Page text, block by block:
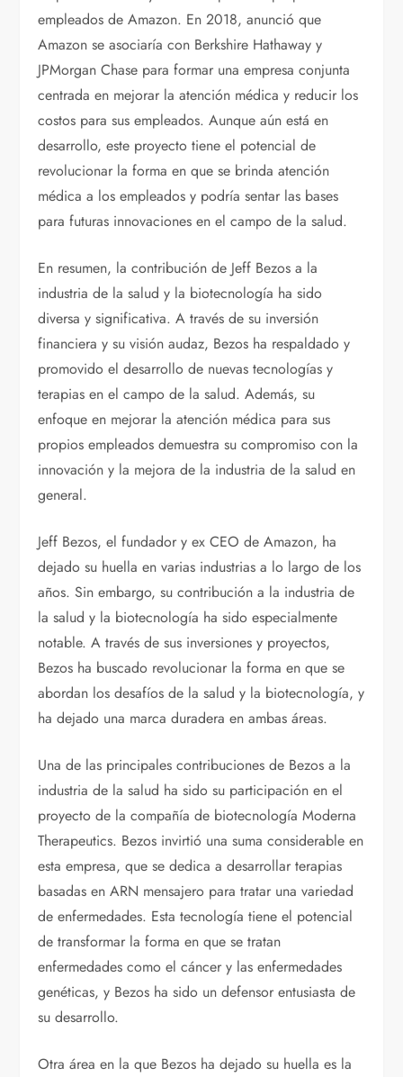
empleados de Amazon. En 2018, anunció que
Amazon se asociaría con Berkshire Hathaway y
JPMorgan Chase para formar una empresa conjunta
centrada en mejorar la atención médica y reducir los
costos para sus empleados. Aunque aún está en
desarrollo, este proyecto tiene el potencial de
revolucionar la forma en que se brinda atención
médica a los empleados y podría sentar las bases
para futuras innovaciones en el campo de la salud.
En resumen, la contribución de Jeff Bezos a la
industria de la salud y la biotecnología ha sido
diversa y significativa. A través de su inversión
financiera y su visión audaz, Bezos ha respaldado y
promovido el desarrollo de nuevas tecnologías y
terapias en el campo de la salud. Además, su
enfoque en mejorar la atención médica para sus
propios empleados demuestra su compromiso con la
innovación y la mejora de la industria de la salud en
general.
Jeff Bezos, el fundador y ex CEO de Amazon, ha
dejado su huella en varias industrias a lo largo de los
años. Sin embargo, su contribución a la industria de
la salud y la biotecnología ha sido especialmente
notable. A través de sus inversiones y proyectos,
Bezos ha buscado revolucionar la forma en que se
abordan los desafíos de la salud y la biotecnología, y
ha dejado una marca duradera en ambas áreas.
Una de las principales contribuciones de Bezos a la
industria de la salud ha sido su participación en el
proyecto de la compañía de biotecnología Moderna
Therapeutics. Bezos invirtió una suma considerable en
esta empresa, que se dedica a desarrollar terapias
basadas en ARN mensajero para tratar una variedad
de enfermedades. Esta tecnología tiene el potencial
de transformar la forma en que se tratan
enfermedades como el cáncer y las enfermedades
genéticas, y Bezos ha sido un defensor entusiasta de
su desarrollo.
Otra área en la que Bezos ha dejado su huella es la